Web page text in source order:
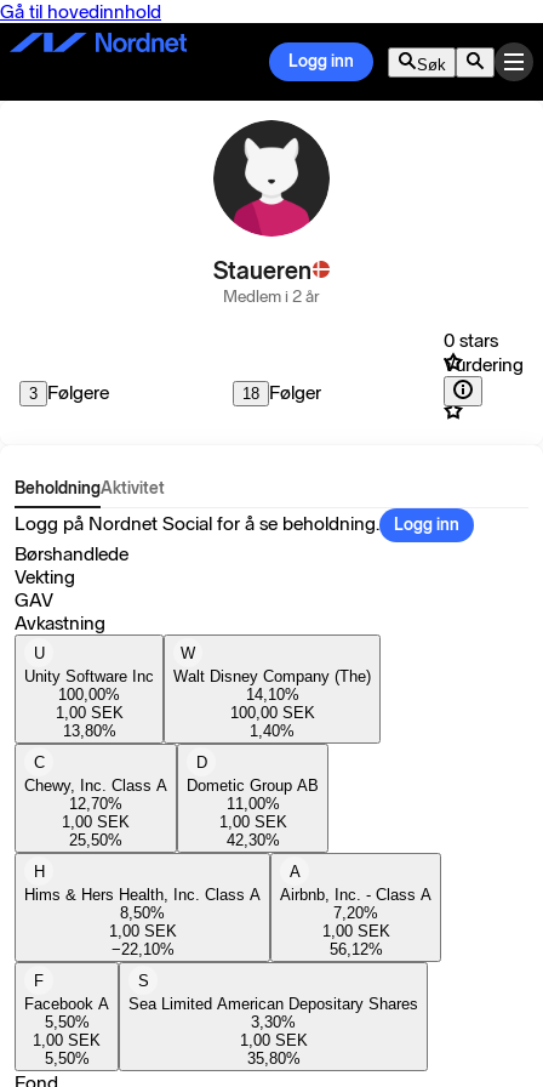
Gå til hovedinnhold
Logg inn Søk
Staueren
Medlem i 2 år
3 Følgere 18 Følger
0 stars
Vurdering
BeholdningAktivitet
Logg på Nordnet Social for å se beholdning. Logg inn
Børshandlede
Vekting
GAV
Avkastning
U
Unity Software Inc
100,00%
1,00 SEK
13,80%
W
Walt Disney Company (The)
14,10%
100,00 SEK
1,40%
C
Chewy, Inc. Class A
12,70%
1,00 SEK
25,50%
D
Dometic Group AB
11,00%
1,00 SEK
42,30%
H
Hims & Hers Health, Inc. Class A
8,50%
1,00 SEK
−22,10%
A
Airbnb, Inc. - Class A
7,20%
1,00 SEK
56,12%
F
Facebook A
5,50%
1,00 SEK
5,50%
S
Sea Limited American Depositary Shares
3,30%
1,00 SEK
35,80%